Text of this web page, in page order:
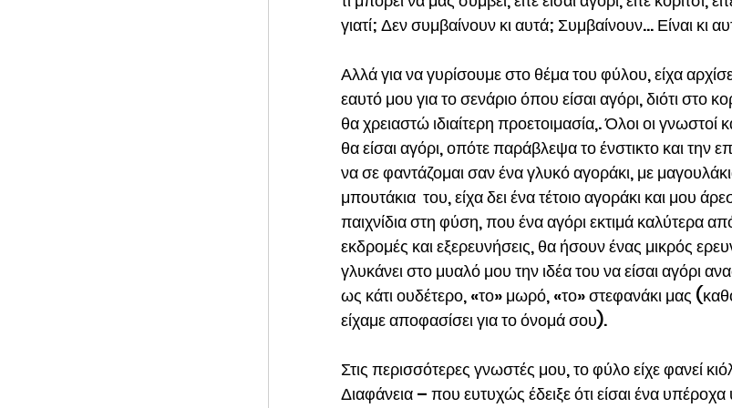
γιατί; Δεν συμβαίνουν κι αυτά; Συμβαίνουν… Είναι κι
Αλλά για να γυρίσουμε στο θέμα του φύλου, είχα
εαυτό μου για το σενάριο όπου είσαι αγόρι, διότι στο
θα χρειαστώ ιδιαίτερη προετοιμασία,. Όλοι οι γνωστοί
θα είσαι αγόρι, οπότε παράβλεψα το ένστικτο και την
να σε φαντάζομαι σαν ένα γλυκό αγοράκι, με
μπουτάκια  του, είχα δει ένα τέτοιο αγοράκι και μου
παιχνίδια στη φύση, που ένα αγόρι εκτιμά καλύτερα
εκδρομές και εξερευνήσεις, θα ήσουν ένας μικρός
γλυκάνει στο μυαλό μου την ιδέα του να είσαι αγόρι
ως κάτι ουδέτερο, «το» μωρό, «το» στεφανάκι μας
είχαμε αποφασίσει για το όνομά σου).
Στις περισσότερες γνωστές μου, το φύλο είχε φανεί
Διαφάνεια – που ευτυχώς έδειξε ότι είσαι ένα